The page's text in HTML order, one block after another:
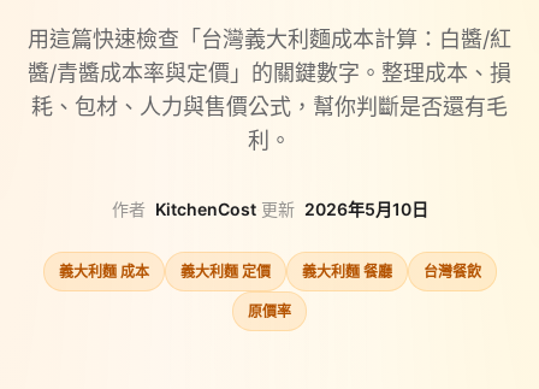
用這篇快速檢查「台灣義大利麵成本計算：白醬/紅
醬/青醬成本率與定價」的關鍵數字。整理成本、損
耗、包材、人力與售價公式，幫你判斷是否還有毛
利。
作者 KitchenCost· 更新 2026年5月10日
義大利麵 成本 義大利麵 定價 義大利麵 餐廳 台灣餐飲
原價率